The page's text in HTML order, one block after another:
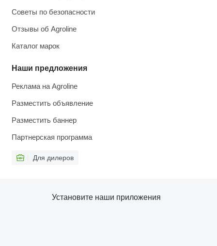
Советы по безопасности
Отзывы об Agroline
Каталог марок
Наши предложения
Реклама на Agroline
Разместить объявление
Разместить баннер
Партнерская программа
Для дилеров
Установите наши приложения